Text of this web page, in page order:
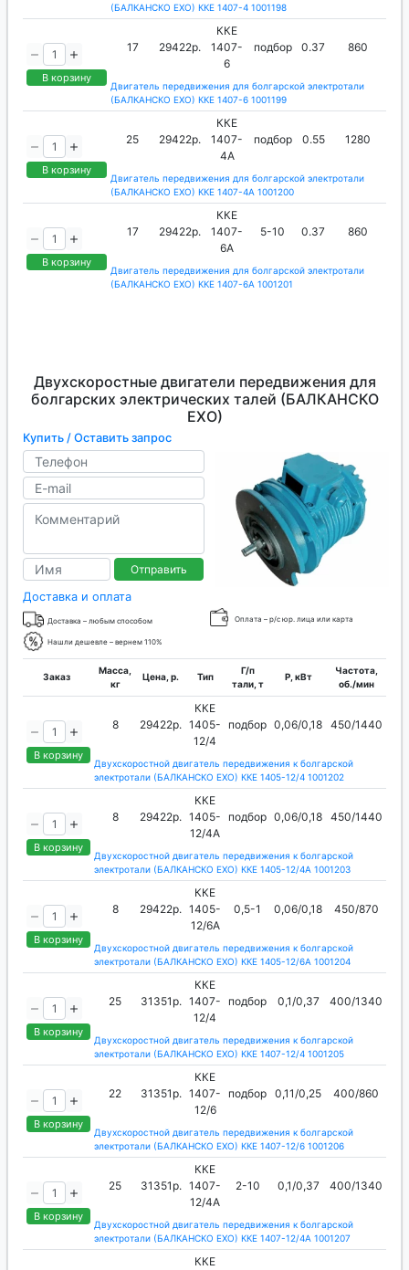
(БАЛКАНСКО ЕХО) ККЕ 1407-4 1001198
В корзину
17 29422р.
ККЕ
1407-
6
подбор 0.37 860
Двигатель передвижения для болгарской электротали
(БАЛКАНСКО ЕХО) ККЕ 1407-6 1001199
В корзину
25 29422р.
ККЕ
1407-
4А
подбор 0.55 1280
Двигатель передвижения для болгарской электротали
(БАЛКАНСКО ЕХО) ККЕ 1407-4А 1001200
В корзину
17 29422р.
ККЕ
1407-
6А
5-10 0.37 860
Двигатель передвижения для болгарской электротали
(БАЛКАНСКО ЕХО) ККЕ 1407-6А 1001201
Двухскоростные двигатели передвижения для
болгарских электрических талей (БАЛКАНСКО
ЕХО)
Купить / Оставить запрос
Отправить
Доставка и оплата
Доставка – любым способом Оплата – р/с юр. лица или карта
Нашли дешевле – вернем 110%
Заказ
Масса,
кг
Цена, р. Тип
Г/п
тали, т
P, кВт
Частота,
об./мин
В корзину
8 29422р.
ККЕ
1405-
12/4
подбор 0,06/0,18 450/1440
Двухскоростной двигатель передвижения к болгарской
электротали (БАЛКАНСКО ЕХО) ККЕ 1405-12/4 1001202
В корзину
8 29422р.
ККЕ
1405-
12/4А
подбор 0,06/0,18 450/1440
Двухскоростной двигатель передвижения к болгарской
электротали (БАЛКАНСКО ЕХО) ККЕ 1405-12/4А 1001203
В корзину
8 29422р.
ККЕ
1405-
12/6А
0,5-1 0,06/0,18 450/870
Двухскоростной двигатель передвижения к болгарской
электротали (БАЛКАНСКО ЕХО) ККЕ 1405-12/6А 1001204
В корзину
25 31351р.
ККЕ
1407-
12/4
подбор 0,1/0,37 400/1340
Двухскоростной двигатель передвижения к болгарской
электротали (БАЛКАНСКО ЕХО) ККЕ 1407-12/4 1001205
В корзину
22 31351р.
ККЕ
1407-
12/6
подбор 0,11/0,25 400/860
Двухскоростной двигатель передвижения к болгарской
электротали (БАЛКАНСКО ЕХО) ККЕ 1407-12/6 1001206
В корзину
25 31351р.
ККЕ
1407-
12/4А
2-10 0,1/0,37 400/1340
Двухскоростной двигатель передвижения к болгарской
электротали (БАЛКАНСКО ЕХО) ККЕ 1407-12/4А 1001207
ККЕ